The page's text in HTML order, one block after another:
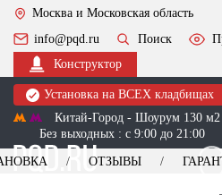
Москва и Московская область
info@pqd.ru
Поиск
Конструктор
Установка на ВСЕХ кладбищах
Китай-Город - Шоурум 130 м2
Без выходных : с 9:00 до 21:00
ОТЗЫВЫ